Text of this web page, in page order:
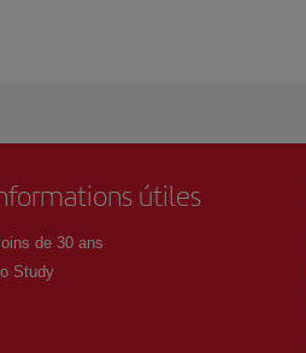
útiles
de 30 ans
Study